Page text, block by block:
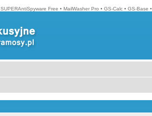
SUPERAntiSpyware Free • MailWasher Pro • GS-Calc • GS-Base •